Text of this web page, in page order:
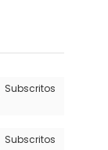
Subscritos
Subscritos